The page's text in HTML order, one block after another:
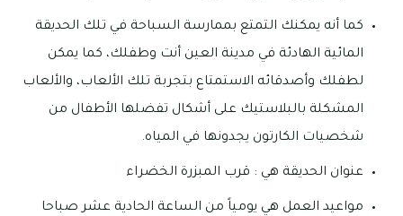
كما أنه يمكنك التمتع بممارسة السباحة في تلك الحديقة
المائية الهادئة في مدينة العين أنت وطفلك، كما يمكن
لطفلك وأصدقائه الاستمتاع بتجربة تلك الألعاب، والألعاب
المشكلة بالبلاستيك على أشكال تفضلها الأطفال من
شخصيات الكارتون يجدونها في المياه.
عنوان الحديقة هي : قرب المبزرة الخضراء
مواعيد العمل هي يومياً من الساعة الحادية عشر صباحا